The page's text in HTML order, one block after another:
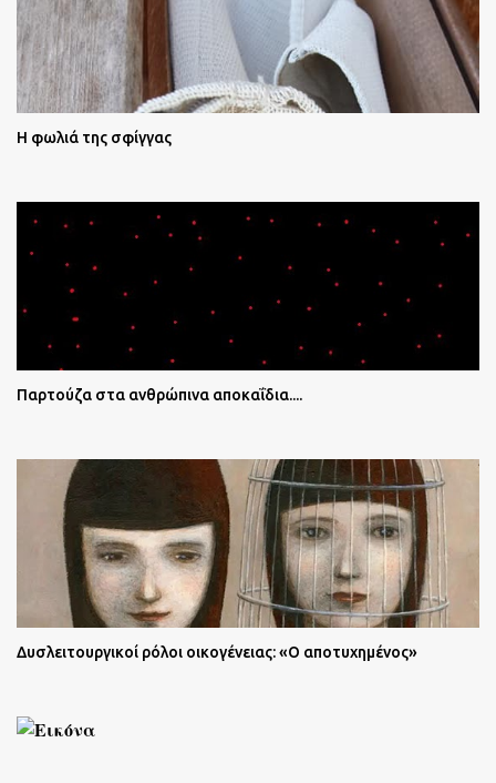
Η φωλιά της σφίγγας
Παρτούζα στα ανθρώπινα αποκαΐδια....
Δυσλειτουργικοί ρόλοι οικογένειας: «Ο αποτυχημένος»